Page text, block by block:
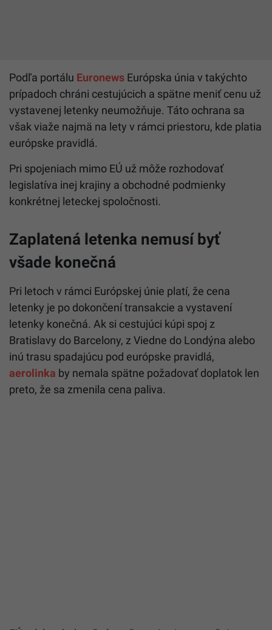
Podľa portálu Euronews Európska únia v takýchto
prípadoch chráni cestujúcich a spätne meniť cenu už
vystavenej letenky neumožňuje. Táto ochrana sa
však viaže najmä na lety v rámci priestoru, kde platia
európske pravidlá.
Pri spojeniach mimo EÚ už môže rozhodovať
legislatíva inej krajiny a obchodné podmienky
konkrétnej leteckej spoločnosti.
Zaplatená letenka nemusí byť
všade konečná
Pri letoch v rámci Európskej únie platí, že cena
letenky je po dokončení transakcie a vystavení
letenky konečná. Ak si cestujúci kúpi spoj z
Bratislavy do Barcelony, z Viedne do Londýna alebo
inú trasu spadajúcu pod európske pravidlá,
aerolinka by nemala spätne požadovať doplatok len
preto, že sa zmenila cena paliva.